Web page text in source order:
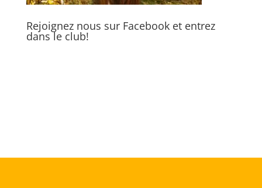
Rejoignez nous sur Facebook et entrez
dans le club!